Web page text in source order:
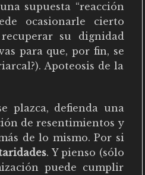
supuesta “reacción
ocasionarle cierto
su dignidad
para que, por fin, se
Apoteosis de la
plazca, defienda una
de resentimientos y
de lo mismo. Por si
. Y pienso (sólo
puede cumplir